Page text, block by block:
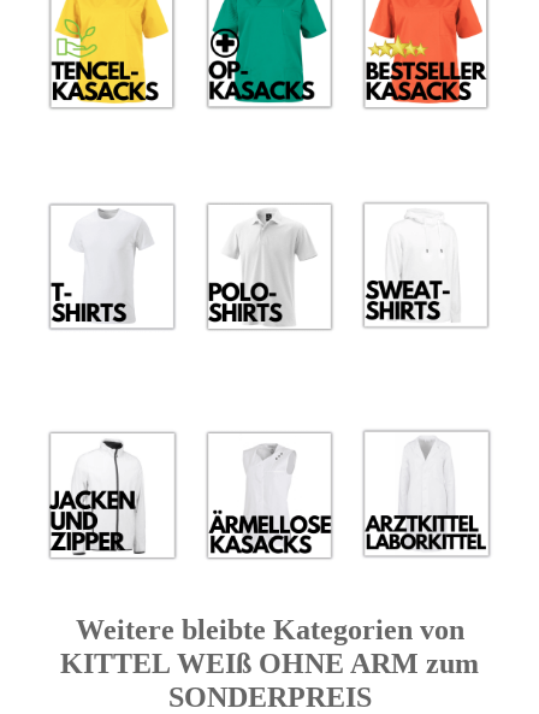
Weitere bleibte Kategorien von
KITTEL WEIß OHNE ARM zum
SONDERPREIS